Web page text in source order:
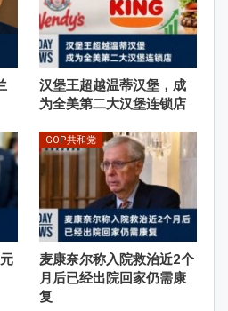
汉堡王超越温蒂汉堡，成
为全美第二大汉堡连锁店
GOP共和党
麦康奈尔称入院救治近2个
月后已经出院回家仍需康
复